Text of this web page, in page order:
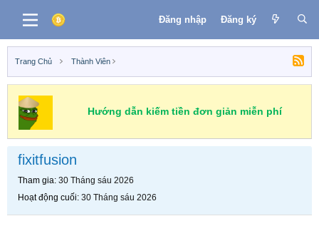
Đăng nhập Đăng ký
Trang Chủ Thành Viên
Hướng dẫn kiếm tiền đơn giản miễn phí
fixitfusion
Tham gia 30 Tháng sáu 2026
Hoạt động cuối 30 Tháng sáu 2026